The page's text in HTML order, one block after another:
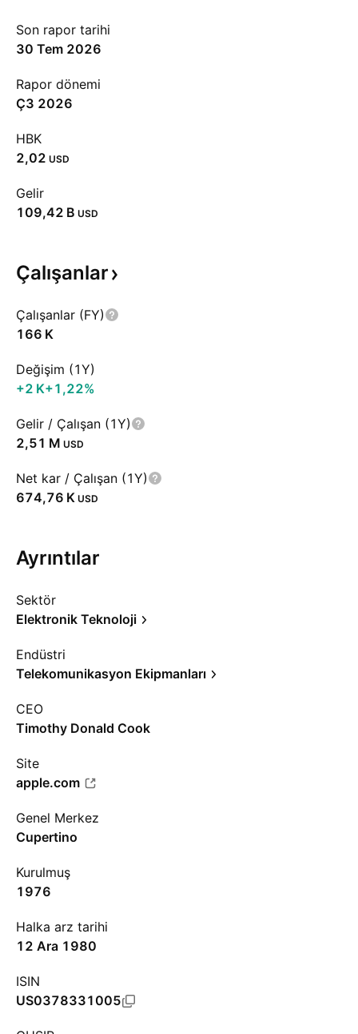
Son rapor tarihi
30 Tem 2026
Rapor dönemi
Ç3 2026
HBK
2,02 USD
Gelir
‪109,42 B‬ USD
Çalışanlar
Çalışanlar (FY)
‪166 K‬
Değişim (1Y)
‪+2 K‬+1,22%
Gelir / Çalışan (1Y)
‪2,51 M‬ USD
Net kar / Çalışan (1Y)
‪674,76 K‬ USD
Ayrıntılar
Sektör
Elektronik Teknoloji
Endüstri
Telekomunikasyon Ekipmanları
CEO
Timothy Donald Cook
Site
apple.com
Genel Merkez
Cupertino
Kurulmuş
1976
Halka arz tarihi
12 Ara 1980
ISIN
US0378331005